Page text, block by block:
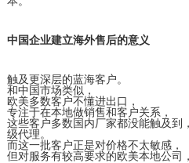
中国企业建立海外售后的意义
触及更深层的蓝海客户。
和中国市场类似，
欧美多数客户不懂进出口，
专注于在本地做销售和客户关系，
这些客户多数国内厂家都没能触及到
级代理。
而这一批客户正是对价格不太敏感，
但对服务有较高要求的欧美本地公司